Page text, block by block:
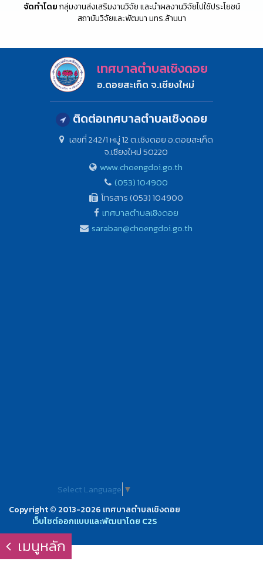
เมนูหลัก
จัดทำโดยกลุ่มงานส่งเสริมงานวิจัย และนำผลงานวิจัยไปใช้ประโยชน์
สถาบันวิจัยและพัฒนา มทร.ล้านนา
เทศบาลตำบลเชิงดอย
อ.ดอยสะเก็ด จ.เชียงใหม่
ติดต่อเทศบาลตำบลเชิงดอย
เลขที่ 242/1 หมู่ 12 ต.เชิงดอย อ.ดอยสะเก็ด
จ.เชียงใหม่ 50220
www.choengdoi.go.th
(053) 104900
โทรสาร (053) 104900
เทศบาลตำบลเชิงดอย
saraban@choengdoi.go.th
Select Language ▼
Copyright © 2013-2026 เทศบาลตำบลเชิงดอย
เว็บไซต์ออกแบบและพัฒนาโดย C2S